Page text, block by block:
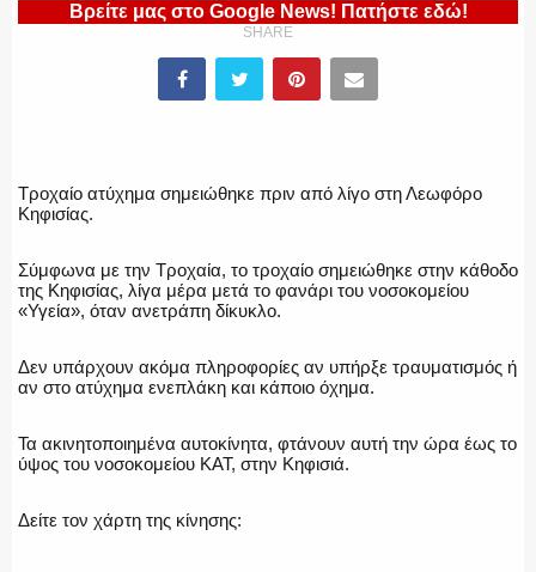
ΠΥΡΟΣΒΕΣΤΙΚΗ
ΛΙΜΕΝΙΚΟ
ΕΝΟΠΛΕΣ ΔΥΝΑΜΕΙΣ
Βρείτε μας στο Google News! Πατήστε εδώ!
SHARE
Τροχαίο ατύχημα σημειώθηκε πριν από λίγο στη Λεωφόρο
Κηφισίας.
Σύμφωνα με την Τροχαία, το τροχαίο σημειώθηκε στην κάθοδο
της Κηφισίας, λίγα μέρα μετά το φανάρι του νοσοκομείου
«Υγεία», όταν ανετράπη δίκυκλο.
Δεν υπάρχουν ακόμα πληροφορίες αν υπήρξε τραυματισμός ή
αν στο ατύχημα ενεπλάκη και κάποιο όχημα.
Τα ακινητοποιημένα αυτοκίνητα, φτάνουν αυτή την ώρα έως το
ύψος του νοσοκομείου ΚΑΤ, στην Κηφισιά.
Δείτε τον χάρτη της κίνησης: